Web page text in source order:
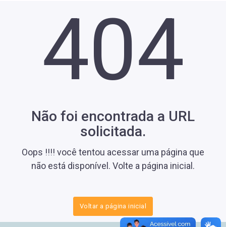
404
Não foi encontrada a URL
solicitada.
Oops !!!! você tentou acessar uma página que
não está disponível. Volte a página inicial.
Voltar a página inicial